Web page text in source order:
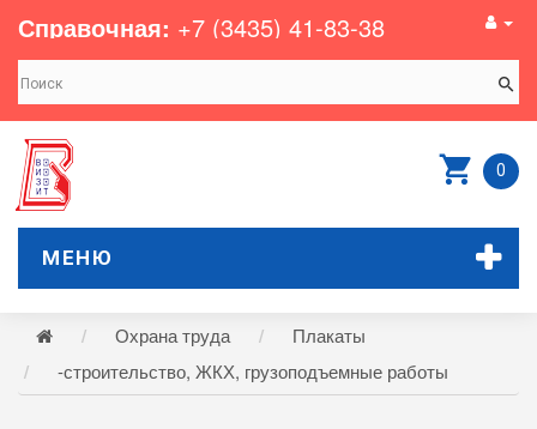
Справочная: +7 (3435) 41-83-38
0
МЕНЮ
Охрана труда
Плакаты
-строительство, ЖКХ, грузоподъемные работы